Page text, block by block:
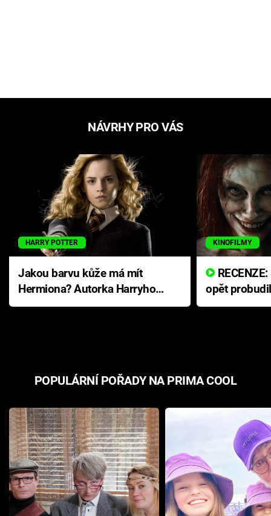
NÁVRHY PRO VÁS
HARRY POTTER
Jakou barvu kůže má mít
Hermiona? Autorka Harryho
Pottera přišla s ráznou
KINOFILMY
opět
přichází s
POPULÁRNÍ POŘADY NA PRIMA COOL